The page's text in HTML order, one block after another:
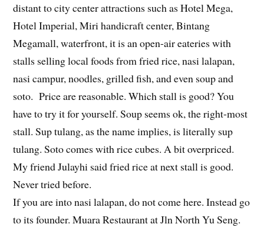
distant to city center attractions such as Hotel Mega,
Hotel Imperial, Miri handicraft center, Bintang
Megamall, waterfront, it is an open-air eateries with
stalls selling local foods from fried rice, nasi lalapan,
nasi campur, noodles, grilled fish, and even soup and
soto. Price are reasonable. Which stall is good? You
have to try it for yourself. Soup seems ok, the right-most
stall. Sup tulang, as the name implies, is literally sup
tulang. Soto comes with rice cubes. A bit overpriced.
My friend Julayhi said fried rice at next stall is good.
Never tried before.
If you are into nasi lalapan, do not come here. Instead go
to its founder. Muara Restaurant at Jln North Yu Seng.